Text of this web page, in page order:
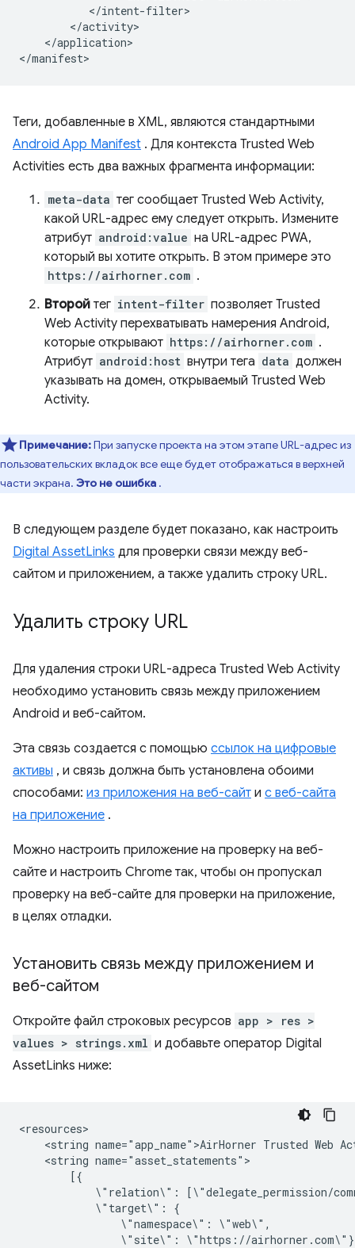
</application>
Теги, добавленные в XML, являются стандартными
Android App Manifest . Для контекста Trusted Web
Activities есть два важных фрагмента информации:
meta-data тег сообщает Trusted Web Activity,
какой URL-адрес ему следует открыть. Измените
атрибут android:value на URL-адрес PWA,
который вы хотите открыть. В этом примере это
https://airhorner.com .
Второй тег intent-filter позволяет Trusted
Web Activity перехватывать намерения Android,
которые открывают https://airhorner.com .
Атрибут android:host внутри тега data должен
указывать на домен, открываемый Trusted Web
Activity.
Примечание:При запуске проекта на этом этапе URL-адрес из
пользовательских вкладок все еще будет отображаться в верхней
части экрана. Это не ошибка .
В следующем разделе будет показано, как настроить
Digital AssetLinks для проверки связи между веб-
сайтом и приложением, а также удалить строку URL.
Удалить строку URL
Для удаления строки URL-адреса Trusted Web Activity
необходимо установить связь между приложением
Android и веб-сайтом.
Эта связь создается с помощью ссылок на цифровые
активы , и связь должна быть установлена ​​обоими
способами: из приложения на веб-сайт и с веб-сайта
на приложение .
Можно настроить приложение на проверку на веб-
сайте и настроить Chrome так, чтобы он пропускал
проверку на веб-сайте для проверки на приложение,
в целях отладки.
Установить связь между приложением и
веб-сайтом
Откройте файл строковых ресурсов app > res >
values > strings.xml и добавьте оператор Digital
AssetLinks ниже:
<string name="app_name">AirHorner Trusted Web
<string
\"relation\":
\"target\":
\"namespace\":
\"site\":